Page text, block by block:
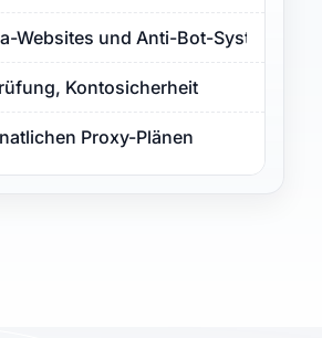
Websites und Anti-Bot-Systeme
Kontosicherheit
Proxy-Plänen